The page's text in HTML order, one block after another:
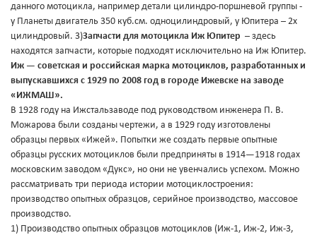
данного мотоцикла, например детали цилиндро-поршневой группы -
у Планеты двигатель 350 куб.см. одноцилиндровый, у Юпитера – 2х
цилиндровый. 3)Запчасти для мотоцикла Иж Юпитер – здесь
находятся запчасти, которые подходят исключительно на Иж Юпитер.
Иж — советская и российская марка мотоциклов, разработанных и
выпускавшихся с 1929 по 2008 год в городе Ижевске на заводе
«ИЖМАШ».
В 1928 году на Ижстальзаводе под руководством инженера П. В.
Можарова были созданы чертежи, а в 1929 году изготовлены
образцы первых «Ижей». Попытки же создать первые опытные
образцы русских мотоциклов были предприняты в 1914—1918 годах
московским заводом «Дукс», но они не увенчались успехом. Можно
рассматривать три периода истории мотоциклостроения:
производство опытных образцов, серийное производство, массовое
производство.
1) Производство опытных образцов мотоциклов (Иж-1, Иж-2, Иж-3,